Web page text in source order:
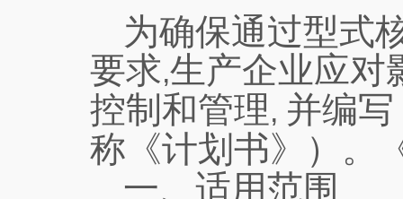
为确保通过型式
要求,生产企业应对
控制和管理, 并编
称《计划书》）。
一、适用范围